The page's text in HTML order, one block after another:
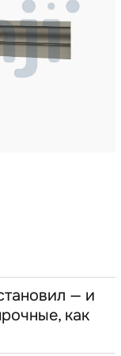
— и
как